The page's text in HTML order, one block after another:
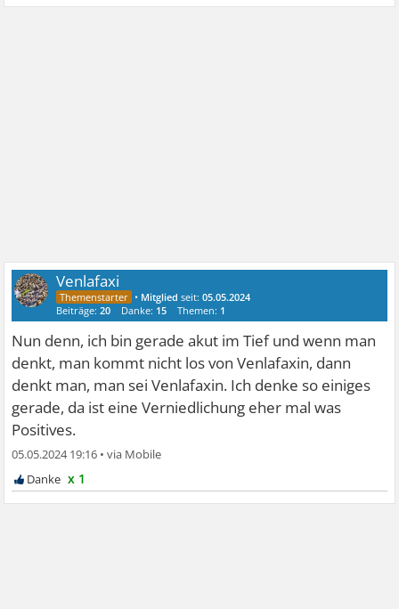
Venlafaxi
• Mitglied seit:05.05.2024
Beiträge:20 Danke: 15 Themen: 1
Nun denn, ich bin gerade akut im Tief und wenn man
denkt, man kommt nicht los von Venlafaxin, dann
denkt man, man sei Venlafaxin. Ich denke so einiges
gerade, da ist eine Verniedlichung eher mal was
Positives.
05.05.2024 19:16 •
x 1